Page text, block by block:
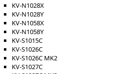
KV-N1028X
KV-N1028Y
KV-N1058X
KV-N1058Y
KV-S1015C
KV-S1026C
KV-S1026C MK2
KV-S1027C